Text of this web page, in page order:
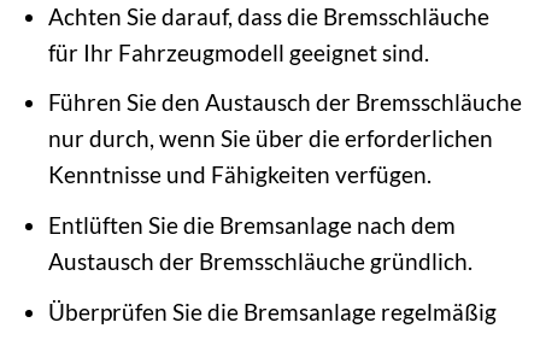
Achten Sie darauf, dass die Bremsschläuche
für Ihr Fahrzeugmodell geeignet sind.
Führen Sie den Austausch der Bremsschläuche
nur durch, wenn Sie über die erforderlichen
Kenntnisse und Fähigkeiten verfügen.
Entlüften Sie die Bremsanlage nach dem
Austausch der Bremsschläuche gründlich.
Überprüfen Sie die Bremsanlage regelmäßig